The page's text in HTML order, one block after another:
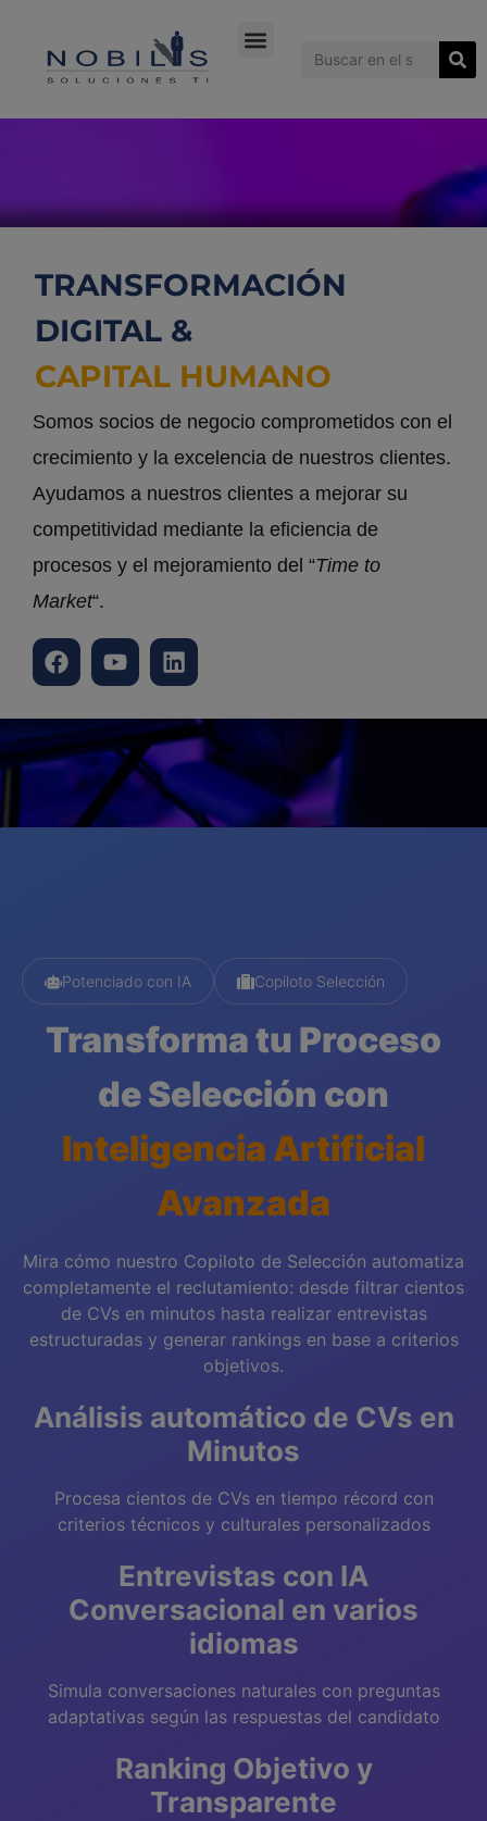
British Journal of Sports Medicine -https://bjsm.bmj.com/
najlepsza strona sprzedaży farmakologii -
kupic sterydy
TRANSFORMACIÓN
DIGITAL &
CAPITAL HUMANO
Somos socios de negocio comprometidos con el
crecimiento y la excelencia de nuestros clientes.
Ayudamos a nuestros clientes a mejorar su
competitividad mediante la eficiencia de
procesos y el mejoramiento del “Time to
Market“.
Potenciado con IA Copiloto Selección
Transforma tu Proceso
de Selección con
Inteligencia Artificial
Avanzada
Mira cómo nuestro Copiloto de Selección automatiza
completamente el reclutamiento: desde filtrar cientos
de CVs en minutos hasta realizar entrevistas
estructuradas y generar rankings en base a criterios
objetivos.
Análisis automático de CVs en
Minutos
Procesa cientos de CVs en tiempo récord con
criterios técnicos y culturales personalizados
Entrevistas con IA
Conversacional en varios
idiomas
Simula conversaciones naturales con preguntas
adaptativas según las respuestas del candidato
Ranking Objetivo y
Transparente